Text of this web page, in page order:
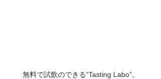
無料で試飲のできる“Tasting Labo”。